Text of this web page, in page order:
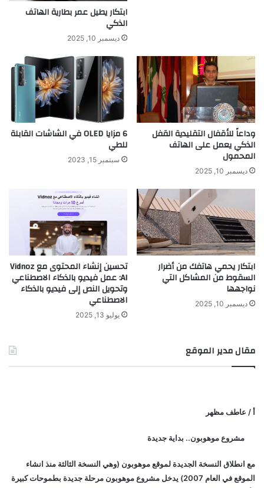
ابتكار يطيل عمر بطارية الهاتف
الذكي
ديسمبر 10, 2025
وداعاً للأقفال التقليدية القفل
الذكي يعمل على الهاتف
المحمول
ديسمبر 10, 2025
6 مزايا OLED في الشاشات القابلة
للطي
سبتمبر 15, 2023
ابتكار يحمي هاتفك من أضرار
السقوط من المشاكل التي
نواجهها
ديسمبر 10, 2025
تحسين إنشاء المحتوى مع Vidnoz
AI: عمل فيديو بالذكاء الاصطناعي
وتحويل النص إلى فيديو بالذكاء
الاصطناعي
يوليو 13, 2025
مقال مدير الموقع
أ / عاطف مظهر
مشروع موهوبون.. بداية جديدة
مع انطلاق النسخة الجديدة لموقع موهوبون (وهي النسخة الثالثة منذ انشاء
الموقع في العام 2007) يدخل مشروع موهوبون مرحلة جديدة بطموحات كبيرة